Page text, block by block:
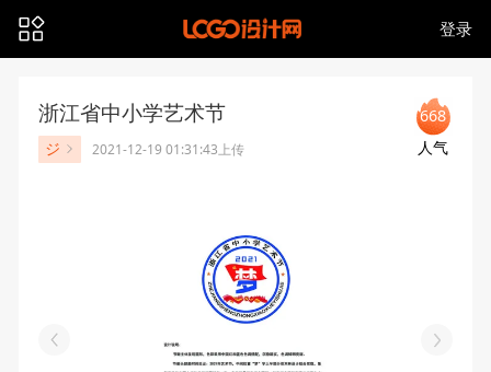
登录
浙江省中小学艺术节
ジ 2021-12-19 01:31:43上传
668
人气